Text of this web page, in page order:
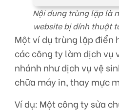
Nội dung trùng lặp là
website bị dính thuật
Một ví dụ trùng lặp điển
các công ty làm dịch vụ
nhánh như dịch vụ vệ
chữa máy in, thay mực
Ví dụ: Một công ty sửa